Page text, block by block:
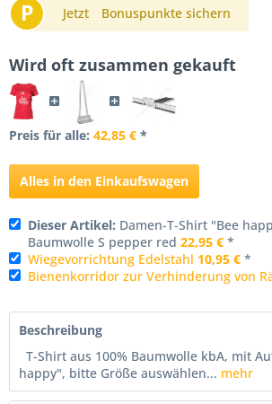
P Jetzt Bonuspunkte sichern
Wird oft zusammen gekauft
Preis für alle: 42,85 € *
Alles in den Einkaufswagen
Dieser Artikel: Damen-T-Shirt "Bee
Baumwolle S pepper red 22,95 € *
Wiegevorrichtung Edelstahl 10,95 € *
Bienenkorridor zur Verhinderung von
Beschreibung
T-Shirt aus 100% Baumwolle kbA, mit
happy", bitte Größe auswählen... mehr